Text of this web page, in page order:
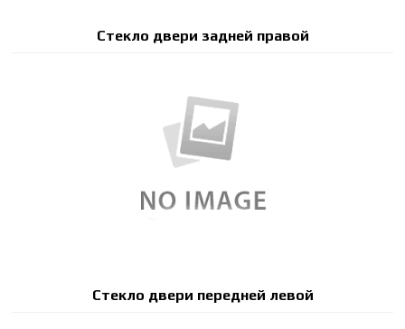
Стекло двери задней правой
Стекло двери передней левой